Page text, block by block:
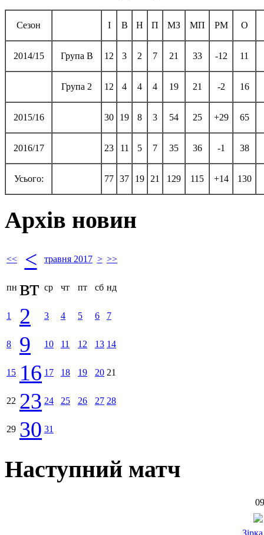
Сезон І В Н П МЗ МП РМ О
2014/15 Група В 12 3 2 7 21 33 -12 11
Група 2 12 4 4 4 19 21 -2 16
2015/16 30 19 8 3 54 25 +29 65
2016/17 23 11 5 7 35 36 -1 38
Усього: 77 37 19 21 129 115 +14 130
Архів новин
<< < травня 2017 > >>
пн вт ср чт пт сб нд
1 2 3 4 5 6 7
8 9 10 11 12 13 14
15 16 17 18 19 20 21
22 23 24 25 26 27 28
29 30 31
Наступний матч
Зірка